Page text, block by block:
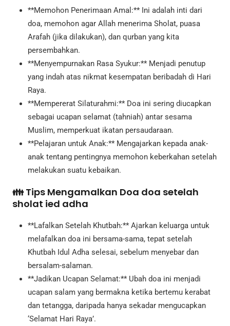
**Memohon Penerimaan Amal:** Ini adalah inti dari
doa, memohon agar Allah menerima Sholat, puasa
Arafah (jika dilakukan), dan qurban yang kita
persembahkan.
**Menyempurnakan Rasa Syukur:** Menjadi penutup
yang indah atas nikmat kesempatan beribadah di Hari
Raya.
**Mempererat Silaturahmi:** Doa ini sering diucapkan
sebagai ucapan selamat (tahniah) antar sesama
Muslim, memperkuat ikatan persaudaraan.
**Pelajaran untuk Anak:** Mengajarkan kepada anak-
anak tentang pentingnya memohon keberkahan setelah
melakukan suatu kebaikan.
👪 Tips Mengamalkan Doa doa setelah
sholat ied adha
**Lafalkan Setelah Khutbah:** Ajarkan keluarga untuk
melafalkan doa ini bersama-sama, tepat setelah
Khutbah Idul Adha selesai, sebelum menyebar dan
bersalam-salaman.
**Jadikan Ucapan Selamat:** Ubah doa ini menjadi
ucapan salam yang bermakna ketika bertemu kerabat
dan tetangga, daripada hanya sekadar mengucapkan
‘Selamat Hari Raya’.